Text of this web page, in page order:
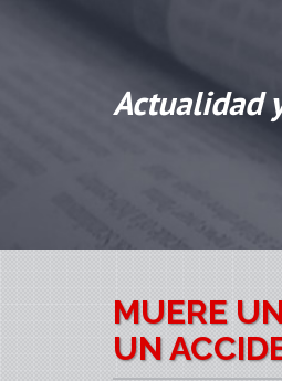
Actualidad
MUERE
UN